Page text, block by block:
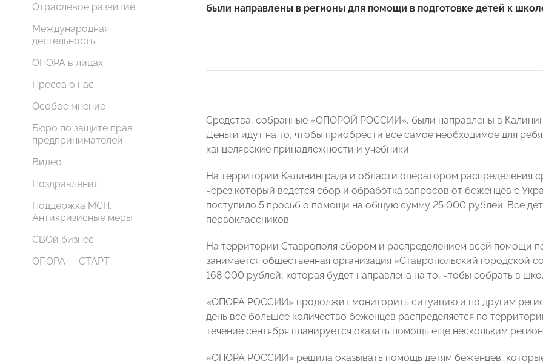
Отраслевое развитие
Международная
деятельность
ОПОРА в лицах
Пресса о нас
Особое мнение
Бюро по защите прав
предпринимателей
Видео
Поздравления
Поддержка МСП.
Антикризисные меры
СВОй бизнес
ОПОРА — СТАРТ
были направлены в регионы для помощи в подготовке детей к
Средства, собранные «ОПОРОЙ РОССИИ», были направлены в
Деньги идут на то, чтобы приобрести все самое необходимое для
канцелярские принадлежности и учебники.
На территории Калининграда и области оператором распределения
через который ведется сбор и обработка запросов от беженцев с
поступило 5 просьб о помощи на общую сумму 25 000 рублей. Все
первоклассников.
На территории Ставрополя сбором и распределением всей помощи
занимается общественная организация «Ставропольский городской
168 000 рублей, которая будет направлена на то, чтобы собрать в
«ОПОРА РОССИИ» продолжит мониторить ситуацию и по другим
день все большее количество беженцев распределяется по
течение сентября планируется оказать помощь еще нескольким
«ОПОРА РОССИИ» решила оказывать помощь детям беженцев,